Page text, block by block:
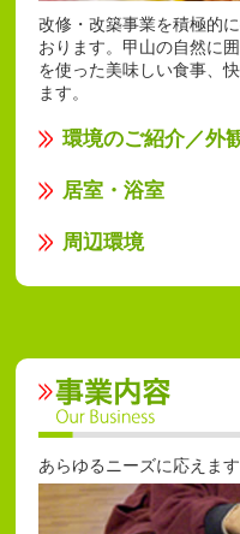
改修・改築事業を積極的
おります。甲山の自然に
を使った美味しい食事、
ます。
環境のご紹介／外
居室・浴室
周辺環境
あらゆるニーズに応えます